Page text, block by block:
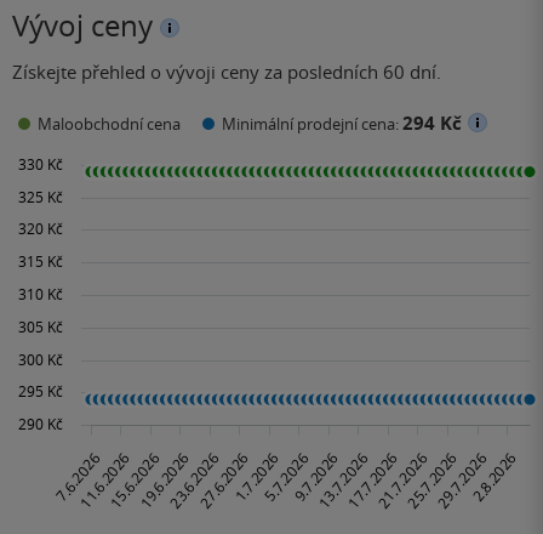
Vývoj ceny
Získejte přehled o vývoji ceny za posledních 60 dní.
Maloobchodní cena Minimální prodejní cena:294 Kč